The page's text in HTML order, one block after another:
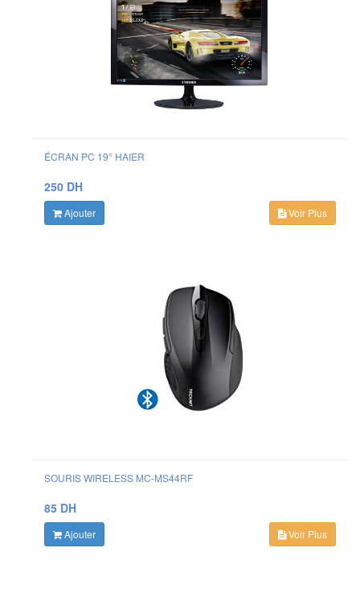
ÉCRAN PC 19° HAIER
250 DH
Ajouter Voir Plus
SOURIS WIRELESS MC-MS44RF
85 DH
Ajouter Voir Plus